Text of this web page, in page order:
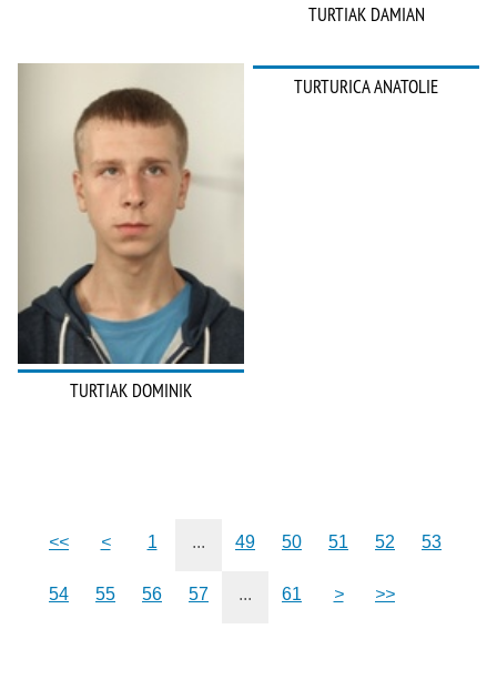
TURTIAK DAMIAN
TURTIAK DOMINIK
TURTURICA ANATOLIE
<< < 1 ... 49 50 51 52 53
54 55 56 57 ... 61 > >>